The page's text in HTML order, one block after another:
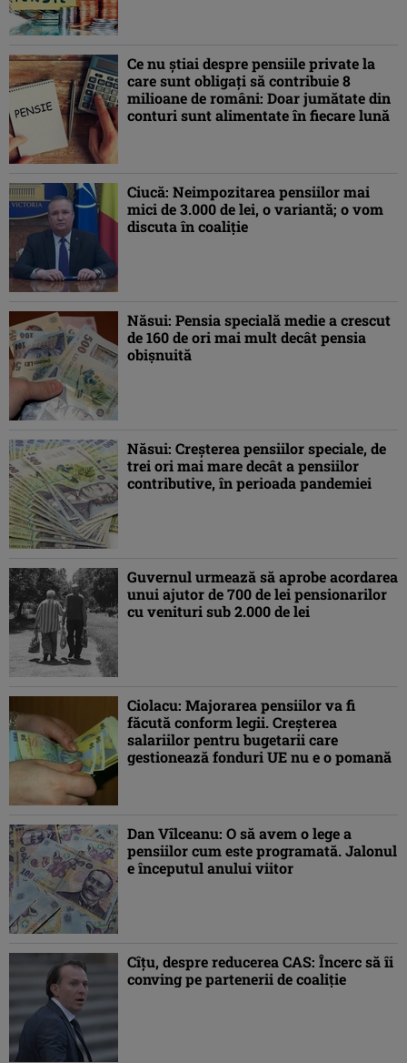
Ce nu știai despre pensiile private la
care sunt obligați să contribuie 8
milioane de români: Doar jumătate din
conturi sunt alimentate în fiecare lună
Ciucă: Neimpozitarea pensiilor mai
mici de 3.000 de lei, o variantă; o vom
discuta în coaliţie
Năsui: Pensia specială medie a crescut
de 160 de ori mai mult decât pensia
obişnuită
Năsui: Creşterea pensiilor speciale, de
trei ori mai mare decât a pensiilor
contributive, în perioada pandemiei
Guvernul urmează să aprobe acordarea
unui ajutor de 700 de lei pensionarilor
cu venituri sub 2.000 de lei
Ciolacu: Majorarea pensiilor va fi
făcută conform legii. Creşterea
salariilor pentru bugetarii care
gestionează fonduri UE nu e o pomană
Dan Vîlceanu: O să avem o lege a
pensiilor cum este programată. Jalonul
e începutul anului viitor
Cîţu, despre reducerea CAS: Încerc să îi
conving pe partenerii de coaliţie